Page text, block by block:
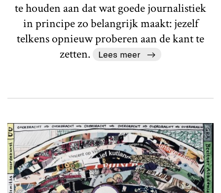
te houden aan dat wat goede journalistiek
in principe zo belangrijk maakt: jezelf
telkens opnieuw proberen aan de kant te
zetten.
Lees meer